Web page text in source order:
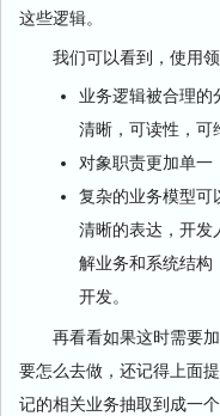
这些逻辑。
我们可以看到，使用领
业务逻辑被合理的
清晰，可读性，可
对象职责更加单一
复杂的业务模型可
清晰的表达，开发
解业务和系统结构
开发。
再看看如果这时需要加
要怎么去做，还记得上面
记的相关业务抽取到成一